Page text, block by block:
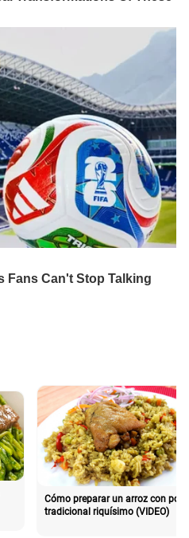
Cómo preparar un arroz con pollo
tradicional riquísimo (VIDEO)